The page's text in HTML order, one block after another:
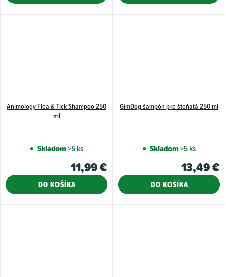
Animology Flea & Tick Shampoo 250
ml
Skladom>5 ks
11,99 €
DO KOŠÍKA
GimDog šampón pre šteňatá 250 ml
Skladom>5 ks
13,49 €
DO KOŠÍKA